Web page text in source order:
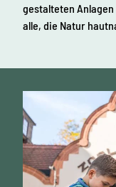
gestalteten
alle, die Natur